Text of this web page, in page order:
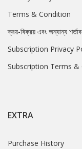
Terms & Condition
ক্রয়-বিক্রয় এবং অন্যান্য
Subscription Privacy
Subscription Terms &
EXTRA
Purchase History